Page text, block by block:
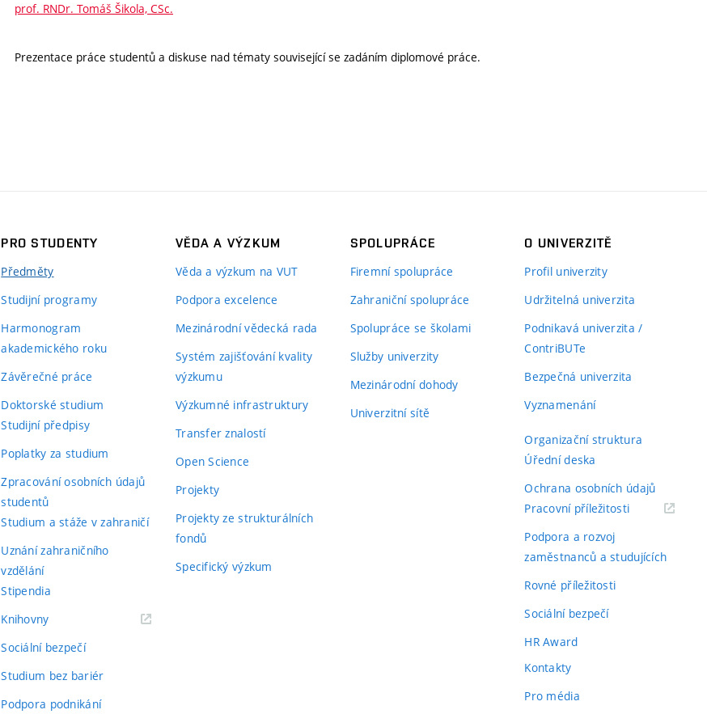
prof. RNDr. Tomáš Šikola, CSc.
Prezentace práce studentů a diskuse nad tématy související se zadáním diplomové práce.
PRO STUDENTY
Předměty
Studijní programy
Harmonogram
akademického roku
Závěrečné práce
Doktorské studium
Studijní předpisy
Poplatky za studium
Zpracování osobních údajů
studentů
Studium a stáže v zahraničí
Uznání zahraničního
vzdělání
Stipendia
Knihovny(externí
Sociální bezpečí
Studium bez bariér
Podpora podnikání
VĚDA A VÝZKUM
Věda a výzkum na VUT
Podpora excelence
Mezinárodní vědecká rada
Systém zajišťování kvality
výzkumu
Výzkumné infrastruktury
Transfer znalostí
Open Science
Projekty
Projekty ze strukturálních
fondů
Specifický výzkum
SPOLUPRÁCE
Firemní spolupráce
Zahraniční spolupráce
Spolupráce se školami
Služby univerzity
Mezinárodní dohody
Univerzitní sítě
O UNIVERZITĚ
Profil univerzity
Udržitelná univerzita
Podnikavá univerzita /
ContriBUTe
Bezpečná univerzita
Vyznamenání
Organizační struktura
Úřední deska
Ochrana osobních údajů
Pracovní příležitosti(externí
Podpora a rozvoj
zaměstnanců a studujících
Rovné příležitosti
Sociální bezpečí
HR Award
Kontakty
Pro média